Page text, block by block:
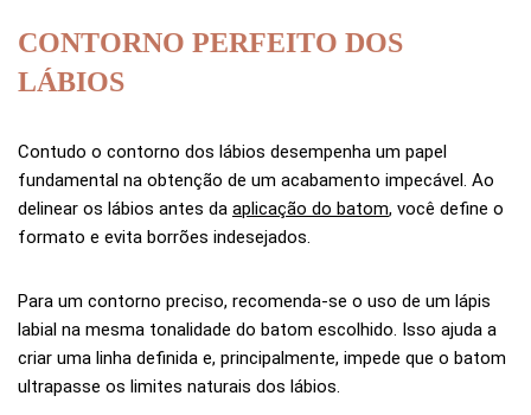
CONTORNO PERFEITO DOS
LÁBIOS
Contudo o contorno dos lábios desempenha um papel
fundamental na obtenção de um acabamento impecável. Ao
delinear os lábios antes da aplicação do batom, você define o
formato e evita borrões indesejados.
Para um contorno preciso, recomenda-se o uso de um lápis
labial na mesma tonalidade do batom escolhido. Isso ajuda a
criar uma linha definida e, principalmente, impede que o batom
ultrapasse os limites naturais dos lábios.